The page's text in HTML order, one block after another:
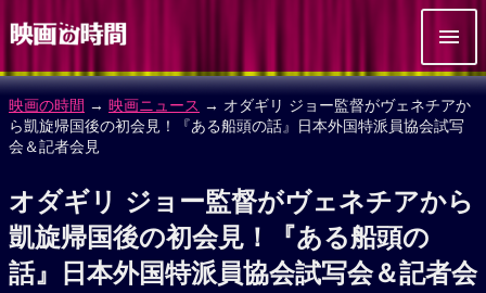
映画の時間 → 映画ニュース → オダギリ ジョー監督がヴェネチアか
ら凱旋帰国後の初会見！『ある船頭の話』日本外国特派員協会試写
会＆記者会見
オダギリ ジョー監督がヴェネチアから
凱旋帰国後の初会見！『ある船頭の
話』日本外国特派員協会試写会＆記者会